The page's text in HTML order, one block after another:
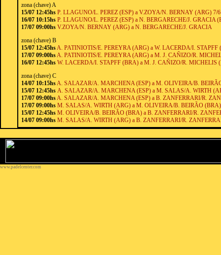
zona (chave) A
15/07 12:45hs P. LLAGUNO/L. PEREZ (ESP) a V.ZOYA/N. BERNAY (ARG) 7/
16/07 10:15hs P. LLAGUNO/L. PEREZ (ESP) a N. BERGARECHE/J. GRACIA
17/07 09:00hs V.ZOYA/N. BERNAY (ARG) a N. BERGARECHE/J. GRACIA
zona (chave) B
15/07 12:45hsA. PATINIOTIS/E. PEREYRA (ARG) a W. LACERDA/I. STAPFF
17/07 09:00hsA. PATINIOTIS/E. PEREYRA (ARG) a M. J. CAÑIZO/R.
16/07 12:45hs W. LACERDA/I. STAPFF (BRA) a M. J. CAÑIZO/R. MICHELIS
zona (chave) C
14/07 10:15hsA. SALAZAR/A. MARCHENA (ESP) a M. OLIVEIRA/B.
15/07 12:45hs A. SALAZAR/A. MARCHENA (ESP) a M. SALAS/A. WIRTH
17/07 09:00hsA. SALAZAR/A. MARCHENA (ESP) a B. ZANFERRARI/R.
17/07 09:00hs M. SALAS/A. WIRTH (ARG) a M. OLIVEIRA/B. BEIRÃO (BRA)
15/07 12:45hs M. OLIVEIRA/B. BEIRÃO (BRA) a B. ZANFERRARI/R.
14/07 09:00hs M. SALAS/A. WIRTH (ARG) a B. ZANFERRARI/R.
www.padelcenter.com